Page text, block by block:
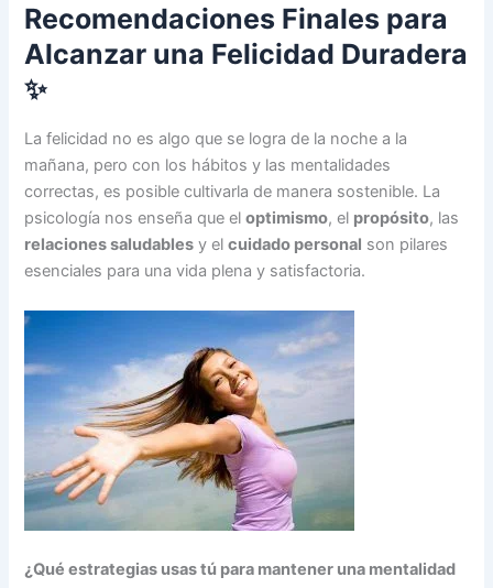
Recomendaciones Finales para
Alcanzar una Felicidad Duradera
✨
La felicidad no es algo que se logra de la noche a la
mañana, pero con los hábitos y las mentalidades
correctas, es posible cultivarla de manera sostenible. La
psicología nos enseña que eloptimismo, el propósito, las
relaciones saludables y elcuidado personal son pilares
esenciales para una vida plena y satisfactoria.
¿Qué estrategias usas tú para mantener una mentalidad